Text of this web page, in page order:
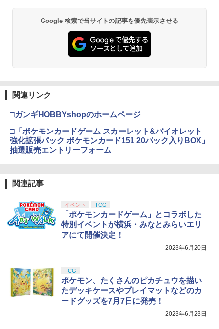
Google 検索で当サイトの記事を優先表示させる
関連リンク
□ガンギHOBBYshopのホームページ
□「ポケモンカードゲーム スカーレット&バイオレット
強化拡張パック ポケモンカード151 20パック入りBOX」
抽選販売エントリーフォーム
関連記事
イベント TCG
「ポケモンカードゲーム」とコラボした
特別イベントが横浜・みなとみらいエリ
アにて開催決定！
2023年6月20日
TCG
ポケモン、たくさんのピカチュウを描い
たデッキケースやプレイマットなどのカ
ードグッズを7月7日に発売！
2023年6月23日